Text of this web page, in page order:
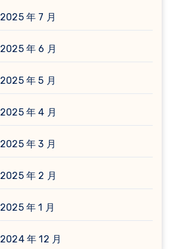
2025 年 7 月
2025 年 6 月
2025 年 5 月
2025 年 4 月
2025 年 3 月
2025 年 2 月
2025 年 1 月
2024 年 12 月